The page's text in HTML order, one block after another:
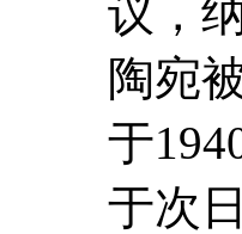
议，
陶宛
于
于次